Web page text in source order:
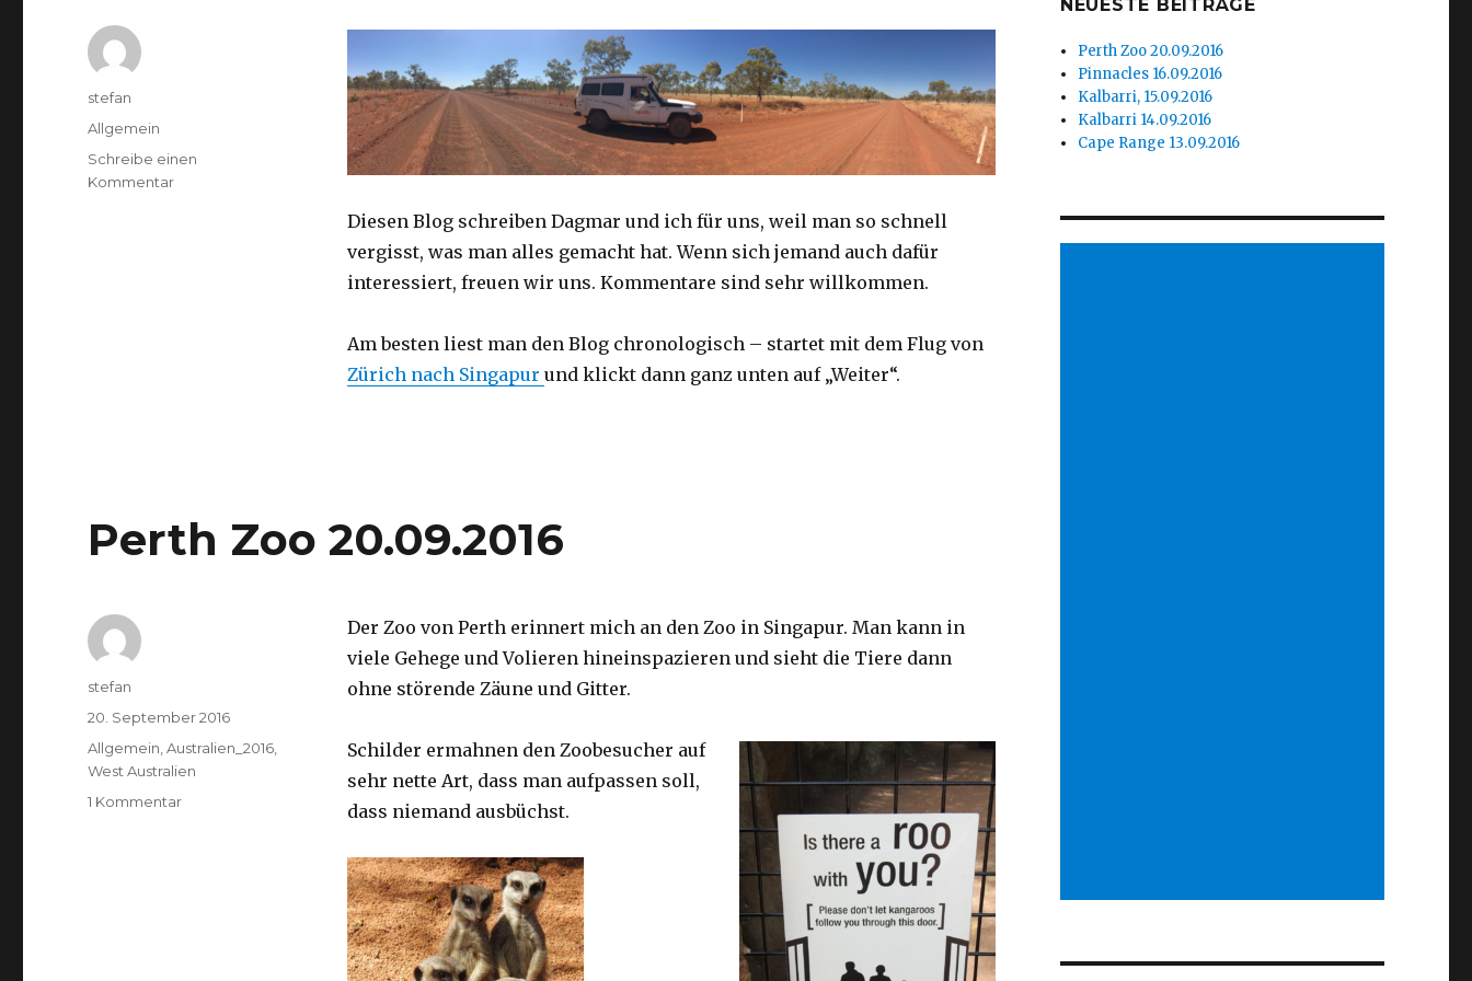
Diesen Blog schreiben Dagmar und ich für uns, weil man so schnell
vergisst, was man alles gemacht hat. Wenn sich jemand auch dafür
interessiert, freuen wir uns. Kommentare sind sehr willkommen.
Am besten liest man den Blog chronologisch – startet mit dem Flug von
Zürich nach Singapur und klickt dann ganz unten auf „Weiter“.
Autor
stefan
Kategorien
Allgemein
Schreibe einen
Kommentarzu
Perth Zoo 20.09.2016
Der Zoo von Perth erinnert mich an den Zoo in Singapur. Man kann in
viele Gehege und Volieren hineinspazieren und sieht die Tiere dann
ohne störende Zäune und Gitter.
Schilder ermahnen den Zoobesucher auf
sehr nette Art, dass man aufpassen soll,
dass niemand ausbüchst.
Autor
stefan
Veröffentlicht
am
20. September 2016
Kategorien
Allgemein,Australien_2016,
West Australien
1 Kommentarzu
NEUESTE BEITRÄGE
Perth Zoo 20.09.2016
Pinnacles 16.09.2016
Kalbarri, 15.09.2016
Kalbarri 14.09.2016
Cape Range 13.09.2016